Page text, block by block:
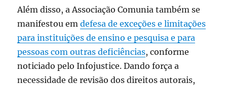
Além disso, a Associação Comunia também se
manifestou emdefesa de exceções e limitações
para instituições de ensino e pesquisa e para
pessoas com outras deficiências, conforme
noticiado pelo Infojustice. Dando força a
necessidade de revisão dos direitos autorais,